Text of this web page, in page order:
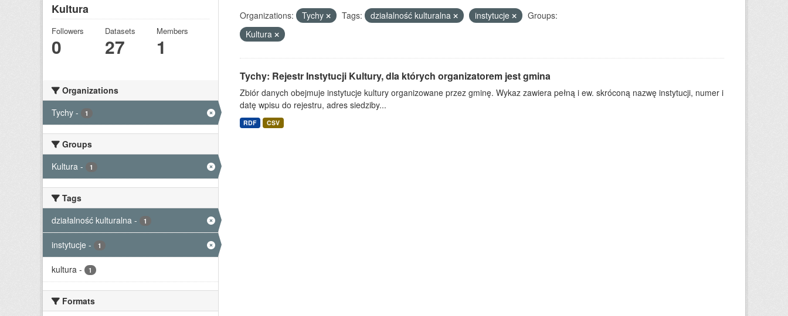
Kultura
Followers
0
Datasets
27
Members
1
Organizations
Tychy - 1
Groups
Kultura - 1
Tags
działalność kulturalna - 1
instytucje - 1
kultura - 1
Formats
Organizations: Tychy Tags: działalność kulturalna instytucje
Groups:
Kultura
Tychy: Rejestr Instytucji Kultury, dla których organizatorem jest gmina
Zbiór danych obejmuje instytucje kultury organizowane przez gminę. Wykaz zawiera pełną i ew. skróconą nazwę instytucji, numer i
datę wpisu do rejestru, adres siedziby...
RDF CSV